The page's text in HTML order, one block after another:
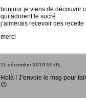
bonjour je viens de découvrir
qui adorent le sucré
j’aimerais recevoir des
merci
11 décembre 2019 00:01
Holà ! J’envoie le msg pour
😉